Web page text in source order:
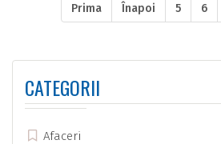
Prima Înapoi 5 6
CATEGORII
Afaceri